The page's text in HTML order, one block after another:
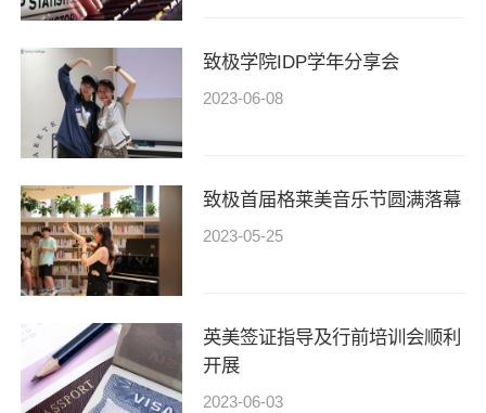
致极学院IDP学年分享会
2023-06-08
致极首届格莱美音乐节圆满落幕
2023-05-25
英美签证指导及行前培训会顺利
开展
2023-06-03